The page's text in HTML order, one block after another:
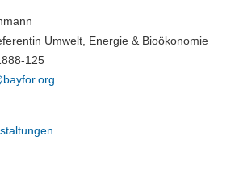
Umwelt, Energie & Bioökonomie
125
bayfor.org